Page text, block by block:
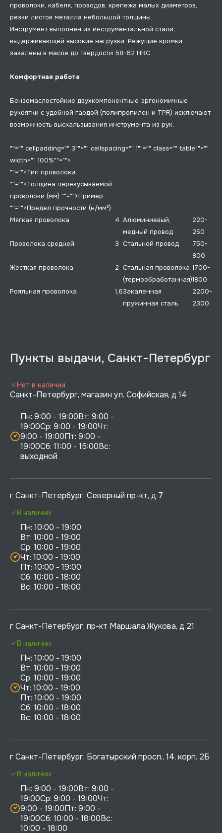
проволоки, кабеля, проводов, крепежа малых диаметров,
резки листов металла небольшой толщины.
Инструмент выполнен из инструментальной стали,
выдерживающей высокие нагрузки. Режущие кромки
закалены в масле до твердости 58-62 HRC.
Комфортная работа
Бензомаслостойкие двухкомпонентные эргономичные
рукоятки с удобной гардой (полипропилен и TPR) исключают
возможность выскальзывания инструмента из рук.
""="" cellpadding="" 3""="" cellspacing="" 1""="" class="" table""=""
width="" 100%""="">
""="">Тип проволоки
""="">Толщина перекусываемой
проволоки (мм) ""="">Пример
""="">Предел прочности (н/мм²)
Мягкая проволока
4 Алюминиевый,
медный провод
220-
250
Проволока средней
3 Стальной провод
750-
800
Жесткая проволока
2 Стальная проволока
(термообработанная)
1700-
1800
Рояльная проволока
1,6Закаленная
пружинная сталь
2200-
2300
Пункты выдачи, Санкт-Петербург
Санкт-Петербург, магазин ул. Софийская, д 14
Пн: 9:00 - 19:00Вт: 9:00 -
19:00Ср: 9:00 - 19:00Чт:
9:00 - 19:00Пт: 9:00 -
19:00Сб: 11:00 - 15:00Вс:
выходной
Нет в наличии
г Санкт-Петербург, Северный пр-кт, д 7
Пн: 10:00 - 19:00
Вт: 10:00 - 19:00
Ср: 10:00 - 19:00
Чт: 10:00 - 19:00
Пт: 10:00 - 19:00
Сб: 10:00 - 18:00
В наличии
г Санкт-Петербург, пр-кт Маршала Жукова, д 21
Пн: 10:00 - 19:00
Вт: 10:00 - 19:00
Ср: 10:00 - 19:00
Чт: 10:00 - 19:00
Пт: 10:00 - 19:00
Сб: 10:00 - 18:00
В наличии
г Санкт-Петербург, Богатырский просп., 14, корп. 2Б
Пн: 9:00 - 19:00Вт: 9:00 -
19:00Ср: 9:00 - 19:00Чт:
9:00 - 19:00Пт: 9:00 -
19:00Сб: 10:00 - 18:00Вс:
10:00 - 18:00
В наличии